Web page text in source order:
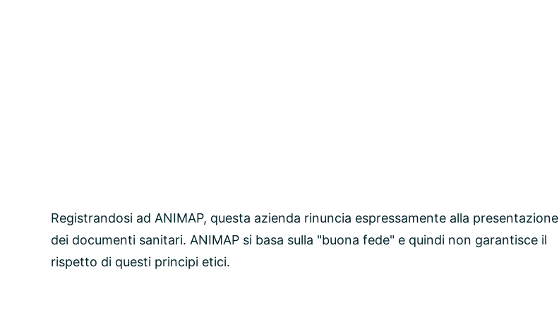
Registrandosi ad ANIMAP, questa azienda rinuncia espressamente alla presentazione
dei documenti sanitari. ANIMAP si basa sulla "buona fede" e quindi non garantisce il
rispetto di questi principi etici.